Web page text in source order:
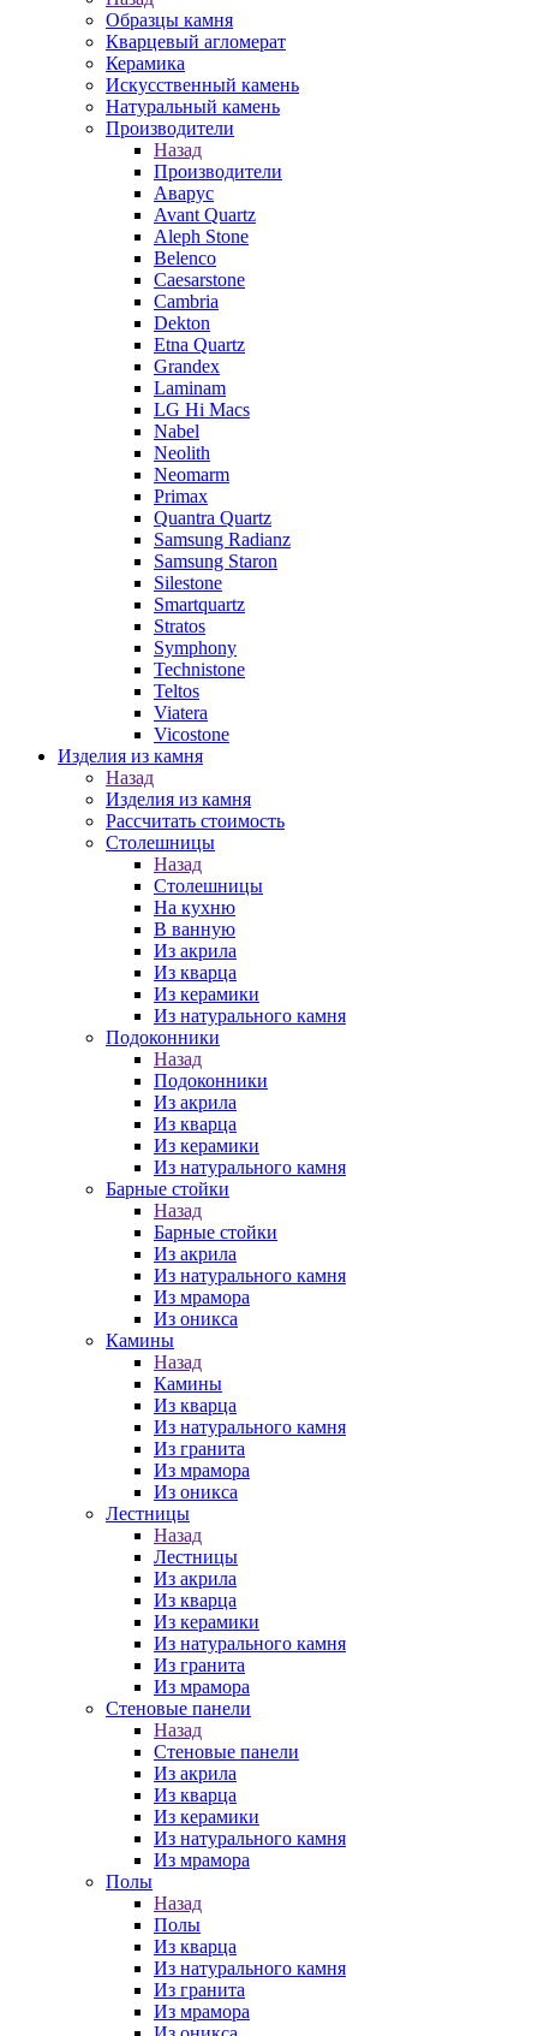
Образцы камня
Кварцевый агломерат
Керамика
Искусственный камень
Натуральный камень
Производители
Назад
Производители
Аварус
Avant Quartz
Aleph Stone
Belenco
Caesarstone
Cambria
Dekton
Etna Quartz
Grandex
Laminam
LG Hi Macs
Nabel
Neolith
Neomarm
Primax
Quantra Quartz
Samsung Radianz
Samsung Staron
Silestone
Smartquartz
Stratos
Symphony
Technistone
Teltos
Viatera
Vicostone
Изделия из камня
Назад
Изделия из камня
Рассчитать стоимость
Столешницы
Назад
Столешницы
На кухню
В ванную
Из акрила
Из кварца
Из керамики
Из натурального камня
Подоконники
Назад
Подоконники
Из акрила
Из кварца
Из керамики
Из натурального камня
Барные стойки
Назад
Барные стойки
Из акрила
Из натурального камня
Из мрамора
Из оникса
Камины
Назад
Камины
Из кварца
Из натурального камня
Из гранита
Из мрамора
Из оникса
Лестницы
Назад
Лестницы
Из акрила
Из кварца
Из керамики
Из натурального камня
Из гранита
Из мрамора
Стеновые панели
Назад
Стеновые панели
Из акрила
Из кварца
Из керамики
Из натурального камня
Из мрамора
Полы
Назад
Полы
Из кварца
Из натурального камня
Из гранита
Из мрамора